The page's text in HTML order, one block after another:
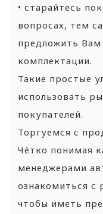
• старайтесь
вопросах, тем
предложить
комплектации.
Такие простые
использовать
покупателей.
Торгуемся с
Чётко понимая
менеджерами
ознакомиться с
чтобы иметь